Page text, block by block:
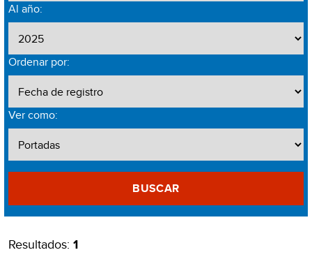
Al año:
Ordenar por:
Ver como:
BUSCAR
Resultados: 1